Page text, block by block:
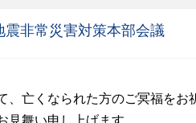
非常災害対策本部会議
、亡くなられた方のご冥福をお
見舞い申し上げます